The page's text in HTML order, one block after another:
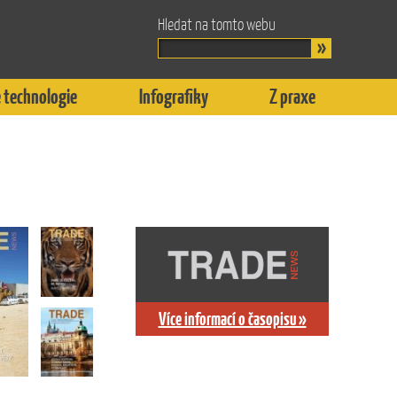
Hledat na tomto webu
technologie Infografiky Z praxe
Více informací o časopisu »